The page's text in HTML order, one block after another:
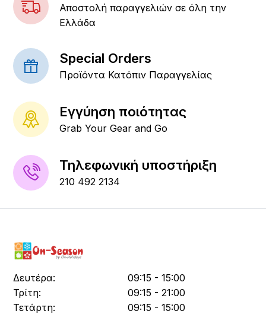
Αποστολή παραγγελιών σε όλη την
Ελλάδα
Special Orders
Προϊόντα Κατόπιν Παραγγελίας
Εγγύηση ποιότητας
Grab Your Gear and Go
Τηλεφωνική υποστήριξη
210 492 2134
Δευτέρα:
09:15 - 15:00
Τρίτη:
09:15 - 21:00
Τετάρτη:
09:15 - 15:00